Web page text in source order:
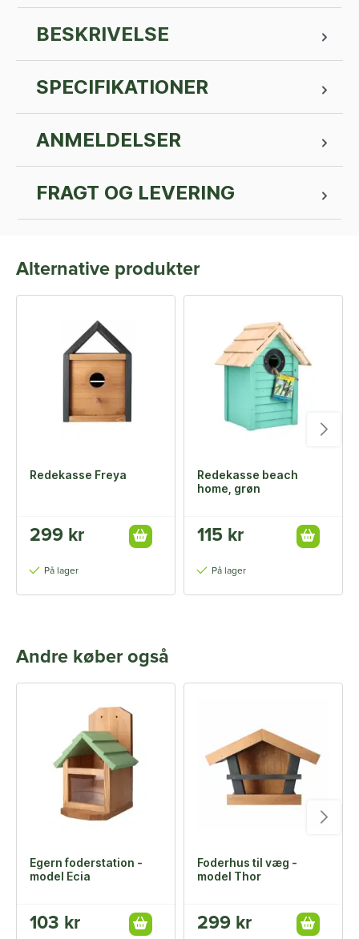
BESKRIVELSE
SPECIFIKATIONER
ANMELDELSER
FRAGT OG LEVERING
Alternative produkter
Redekasse Freya
299 kr
På lager
Redekasse beach
home, grøn
115 kr
På lager
Andre køber også
Egern foderstation -
model Ecia
103 kr
Foderhus til væg -
model Thor
299 kr